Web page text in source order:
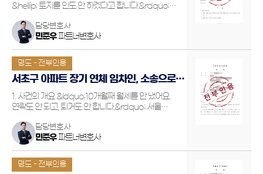
&hellip; 토지를 인도 안 하겠다고 합니다.&rdquo;
주택 건설을 위해 특정 토지의 매매계약을 체결하고
계약금과 중도금을 모두 정상적으로 지급했습니다.
그러나…
담당변호사
민준우파트너변호사
명도 - 전부인용
서초구 아파트 장기 연체 임차인, 소송으로
부당이득까지 회수한 결과
1. 사건의 개요 &ldquo;10개월째 월세를 안 냈어요.
연락도 안 되고, 퇴거도 안 합니다.&rdquo; 서울
체납 문제로 극심한 스트레스에 시달리고 있었습니다.
임대차 계약 초기 몇 개월간만 월세를 지급했던 임차인은
이후 …
담당변호사
민준우파트너변호사
명도 - 전부인용